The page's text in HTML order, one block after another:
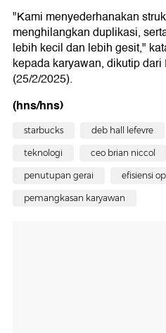
"Kami menyederhanakan
menghilangkan duplikasi,
lebih kecil dan lebih gesit,"
kepada karyawan, dikutip
(25/2/2025).
(hns/hns)
starbucks deb hall lefevre
teknologi ceo brian niccol
penutupan gerai efisiensi
pemangkasan karyawan